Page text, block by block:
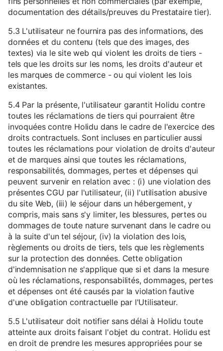
documentation des détails/preuves du Prestataire tier).
5.3 L'utilisateur ne fournira pas des informations, des
données et du contenu (tels que des images, des
textes) via le site web qui violent les droits de tiers -
tels que les droits sur les noms, les droits d'auteur et
les marques de commerce - ou qui violent les lois
existantes.
5.4 Par la présente, l'utilisateur garantit Holidu contre
toutes les réclamations de tiers qui pourraient être
invoquées contre Holidu dans le cadre de l'exercice des
droits contractuels. Sont incluses en particulier aussi
toutes les réclamations pour violation de droits d'auteur
et de marques ainsi que toutes les réclamations,
responsabilités, dommages, pertes et dépenses qui
peuvent survenir en relation avec : (i) une violation des
présentes CGU par l'utilisateur, (ii) l'utilisation abusive
du site Web, (iii) le séjour dans un hébergement, y
compris, mais sans s'y limiter, les blessures, pertes ou
dommages de toute nature survenant dans le cadre ou
à la suite d'un tel séjour, (iv) la violation des lois,
règlements ou droits de tiers, tels que les règlements
sur la protection des données. Cette obligation
d'indemnisation ne s'applique que si et dans la mesure
où les réclamations, responsabilités, dommages, pertes
et dépenses ont été causés par la violation fautive
d'une obligation contractuelle par l'Utilisateur.
5.5 L'utilisateur doit notifier sans délai à Holidu toute
atteinte aux droits faisant l'objet du contrat. Holidu est
en droit de prendre les mesures appropriées pour se